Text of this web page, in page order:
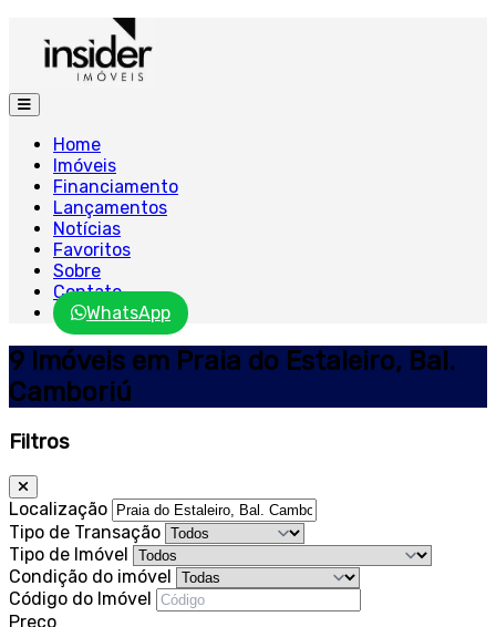
Home
Imóveis
Financiamento
Lançamentos
Notícias
Favoritos
Sobre
Contato
WhatsApp
9 Imóveis em Praia do Estaleiro, Bal.
Camboriú
Filtros
Localização
Tipo de Transação
Tipo de Imóvel
Condição do imóvel
Código do Imóvel
Preço